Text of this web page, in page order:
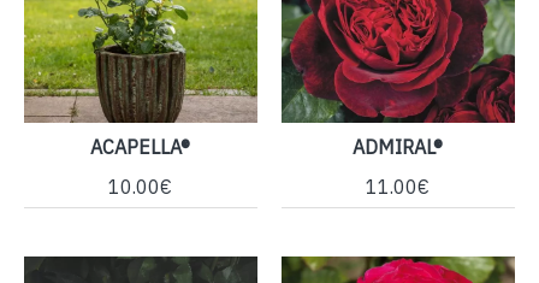
ACAPELLA®
10.00€
ADMIRAL®
11.00€